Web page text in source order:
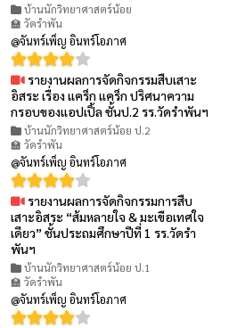
บ้านนักวิทยาศาสตร์น้อย
🏫 วัดรำพัน
@จันทร์เพ็ญ อินทร์โอภาศ
รายงานผลการจัดกิจกรรมสืบเสาะ
อิสระ เรื่อง แคร็ก แคร็ก ปริศนาความ
กรอบของแอปเปิ้ล ชั้นป.2 รร.วัดรำพันฯ
บ้านนักวิทยาศาสตร์น้อย ป.2
🏫 วัดรำพัน
@จันทร์เพ็ญ อินทร์โอภาศ
รายงานผลการจัดกิจกรรมการสืบ
เสาะอิสระ “ส้มหลายใจ & มะเขือเทศใจ
เดียว” ชั้นประถมศึกษาปีที่ 1 รร.วัดรำ
พันฯ
บ้านนักวิทยาศาสตร์น้อย ป.1
🏫 วัดรำพัน
@จันทร์เพ็ญ อินทร์โอภาศ